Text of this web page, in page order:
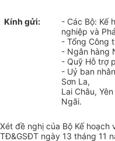
Kính gửi:
- Các Bộ: Kế
nghiệp và
- Tổng Công
- Ngân hàng
- Quỹ Hỗ trợ
- Uỷ ban
Sơn La,
Lai Châu,
Ngãi.
Xét đề nghị của Bộ Kế
TĐ&GSĐT ngày 13 tháng 11